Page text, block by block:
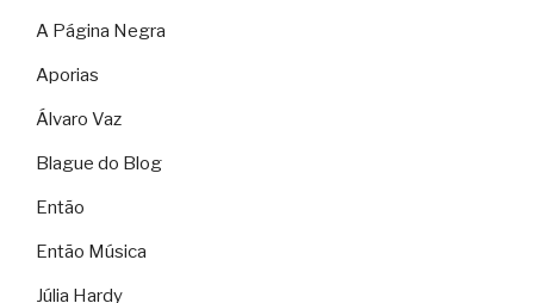
A Página Negra
Aporias
Álvaro Vaz
Blague do Blog
Então
Então Música
Júlia Hardy